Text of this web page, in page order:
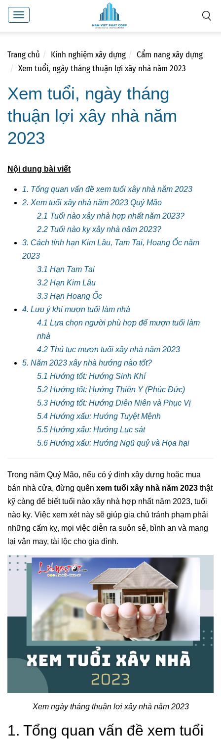
Toggle
Trang chủ Kinh nghiệm xây dựng
Cẩm nang xây dựng
Xem tuổi, ngày tháng thuận lợi xây nhà năm 2023
Xem tuổi, ngày tháng
thuận lợi xây nhà năm
2023
Nội dung bài viết
1. Tổng quan vấn đề xem tuổi xây nhà năm 2023
2. Xem tuổi xây nhà năm 2023 Quý Mão
2.1 Tuổi nào xây nhà hợp nhất năm 2023?
2.2 Tuổi nào kỵ xây nhà năm 2023?
3. Cách tính hạn Kim Lâu, Tam Tai, Hoang Ốc năm
2023
3.1 Hạn Tam Tai
3.2 Hạn Kim Lâu
3.3 Hạn Hoang Ốc
4. Lưu ý khi mượn tuổi làm nhà
4.1 Lựa chọn người phù hợp để mượn tuổi làm
nhà
4.2 Thủ tục mượn tuổi xây nhà năm 2023
5. Năm 2023 xây nhà hướng nào tốt?
5.1 Hướng tốt: Hướng Sinh Khí
5.2 Hướng tốt: Hướng Thiên Y (Phúc Đức)
5.3 Hướng tốt: Hướng Diên Niên và Phục Vị
5.4 Hướng xấu: Hướng Tuyệt Mệnh
5.5 Hướng xấu: Hướng Lục sát
5.6 Hướng xấu: Hướng Ngũ quỷ và Họa hại
Trong năm Quý Mão, nếu có ý định xây dựng hoặc mua
bán nhà cửa, đừng quên xem tuổi xây nhà năm 2023 thật
kỹ càng để biết tuổi nào xây nhà hợp nhất năm 2023, tuổi
nào kỵ. Việc xem xét này sẽ giúp gia chủ tránh phạm phải
những cấm kỵ, mọi việc diễn ra suôn sẻ, bình an và mang
lại vận may, tài lộc cho gia đình.
Xem ngày tháng thuận lợi xây nhà năm 2023
1. Tổng quan vấn đề xem tuổi